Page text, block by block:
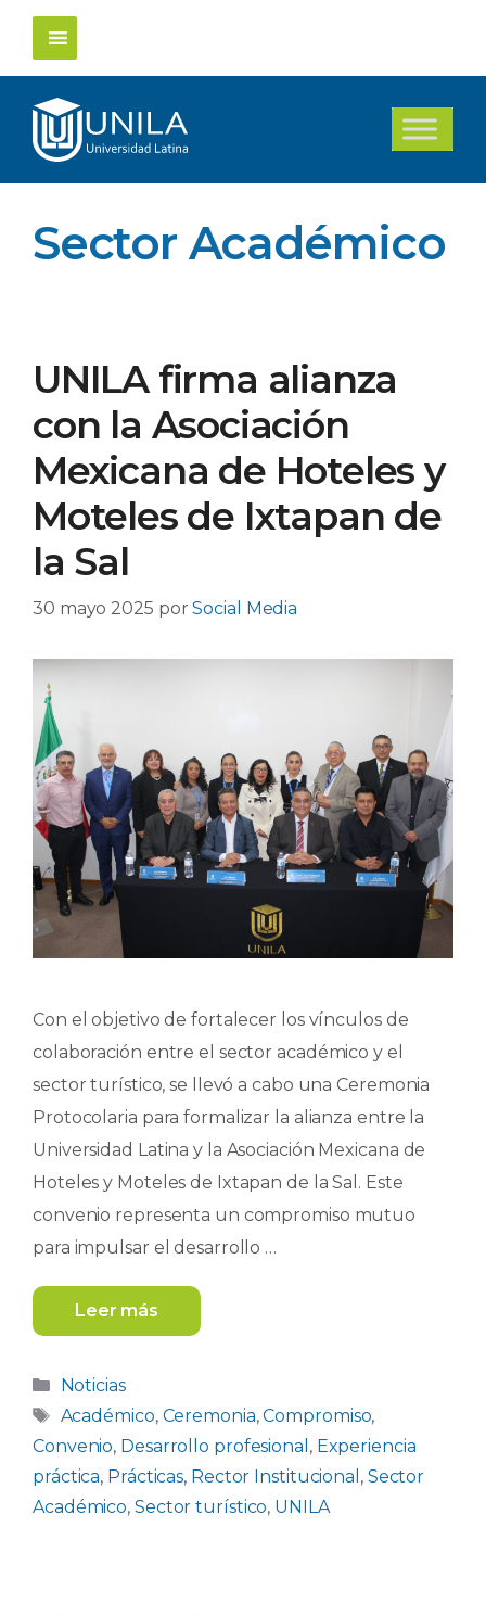
Saltar
contenido
Sector Académico
UNILA firma alianza
con la Asociación
Mexicana de Hoteles y
Moteles de Ixtapan de
la Sal
30 mayo 2025 porSocial Media
Con el objetivo de fortalecer los vínculos de
colaboración entre el sector académico y el
sector turístico, se llevó a cabo una Ceremonia
Protocolaria para formalizar la alianza entre la
Universidad Latina y la Asociación Mexicana de
Hoteles y Moteles de Ixtapan de la Sal. Este
convenio representa un compromiso mutuo
para impulsar el desarrollo …
Leer más
Categorías
Noticias
Etiquetas
Académico, Ceremonia,Compromiso,
Convenio, Desarrollo profesional , Experiencia
práctica, Prácticas, Rector Institucional , Sector
Académico, Sector turístico, UNILA